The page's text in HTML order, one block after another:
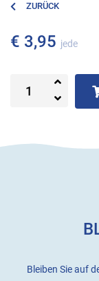
ZURÜCK
€ 3,95 jede
Bleiben Sie auf